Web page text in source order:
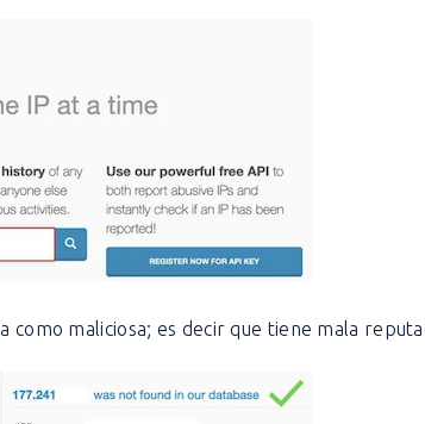
maliciosa; es decir que tiene mala